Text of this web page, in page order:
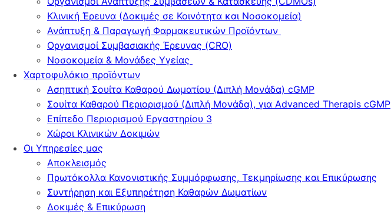
Κλινική Έρευνα (Δοκιμές σε Κοινότητα και Νοσοκομεία)
Ανάπτυξη & Παραγωγή Φαρμακευτικών Προϊόντων
Οργανισμοί Συμβασιακής Έρευνας (CRO)
Νοσοκομεία & Μονάδες Υγείας
Χαρτοφυλάκιο προϊόντων
Ασηπτική Σουίτα Καθαρού Δωματίου (Διπλή Μονάδα) cGMP
Σουίτα Καθαρού Περιορισμού (Διπλή Μονάδα), για Advanced Therapis cGMP
Επίπεδο Περιορισμού Εργαστηρίου 3
Χώροι Κλινικών Δοκιμών
Οι Υπηρεσίες μας
Αποκλεισμός
Πρωτόκολλα Κανονιστικής Συμμόρφωσης, Τεκμηρίωσης και Επικύρωσης
Συντήρηση και Εξυπηρέτηση Καθαρών Δωματίων
Δοκιμές & Επικύρωση